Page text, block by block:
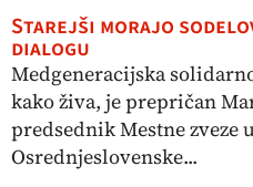
Starejši morajo
dialogu
Medgeneracijska
kako živa, je prepričan
predsednik Mestne zveze
Osrednjeslovenske...